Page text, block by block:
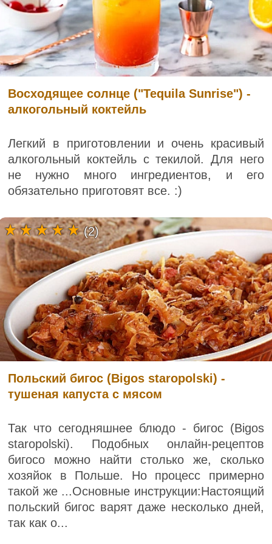
Восходящее солнце ("Tequila Sunrise") -
алкогольный коктейль
Легкий в приготовлении и очень красивый
алкогольный коктейль с текилой. Для него
не нужно много ингредиентов, и его
обязательно приготовят все. :)
Польский бигос (Bigos staropolski) -
тушеная капуста с мясом
Так что сегодняшнее блюдо - бигос (Bigos
staropolski). Подобных онлайн-рецептов
бигосо можно найти столько же, сколько
хозяйок в Польше. Но процесс примерно
такой же ...Основные инструкции:Настоящий
польский бигос варят даже несколько дней,
так как о...
(2)